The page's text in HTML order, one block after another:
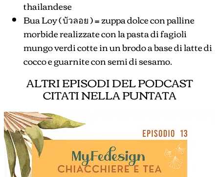
thailandese
Bua Loy ( บัวลอย ) = zuppa dolce con palline
morbide realizzate con la pasta di fagioli
mungo verdi cotte in un brodo a base di latte di
cocco e guarnite con semi di sesamo.
ALTRI EPISODI DEL PODCAST
CITATI NELLA PUNTATA